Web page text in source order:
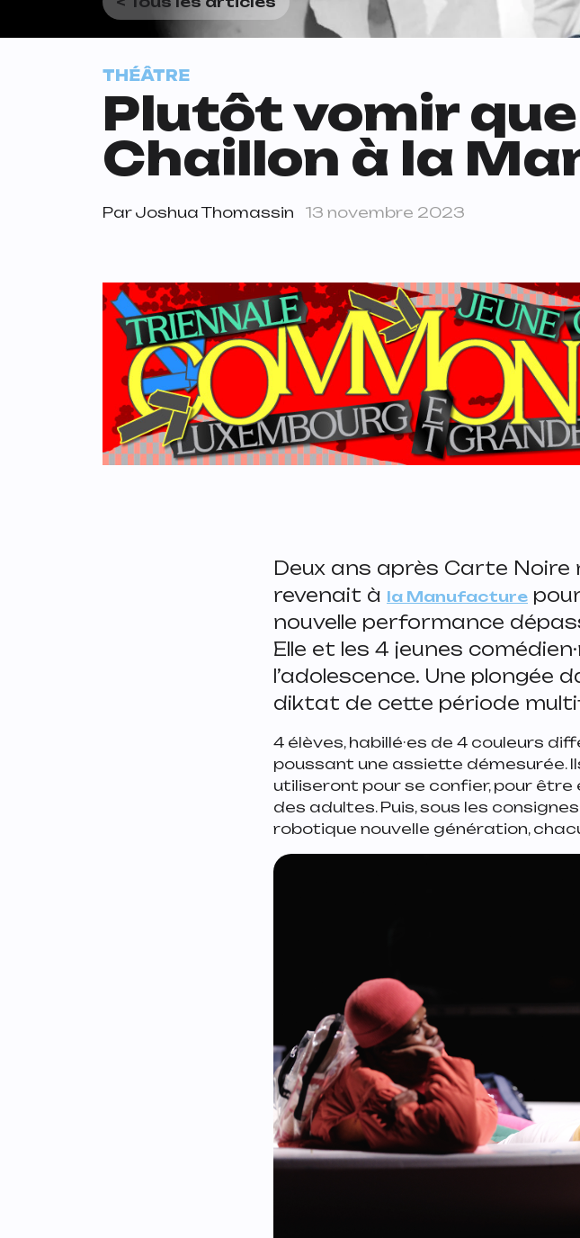
THÉÂTRE
Plutôt vomir
Chaillon à la
Par Joshua Thomassin 13 novembre 2023
Deux ans après Carte Noire
revenait à la Manufacture
nouvelle performance
Elle et les 4 jeunes
l’adolescence. Une plongée
diktat de cette période
4 élèves, habillé·es de 4 couleurs
poussant une assiette démesurée.
utiliseront pour se confier, pour être
des adultes. Puis, sous les
robotique nouvelle génération,